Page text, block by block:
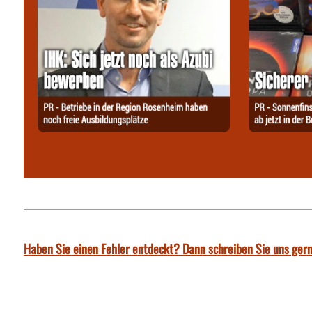
Haben Sie einen Fehler entdeckt? Dann schreiben Sie uns